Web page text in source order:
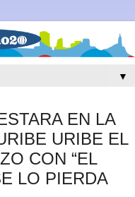
▼
EN LA
URIBE EL
CON “EL
LO PIERDA